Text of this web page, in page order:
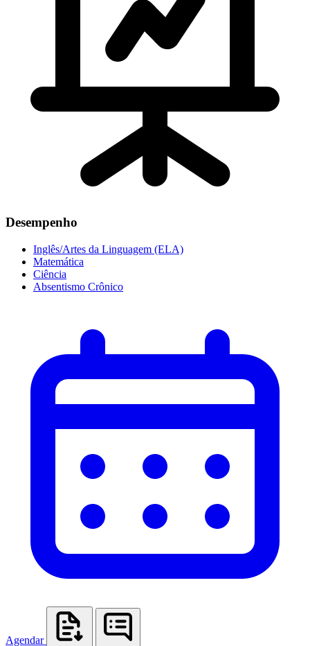
Desempenho
Inglês/Artes da Linguagem (ELA)
Matemática
Ciência
Absentismo Crônico
Agendar